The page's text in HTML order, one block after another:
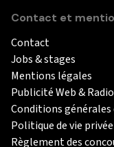
Contact et
Contact
Jobs & stages
Mentions légales
Publicité Web & Radio
Conditions
Politique de vie privée
Règlement des